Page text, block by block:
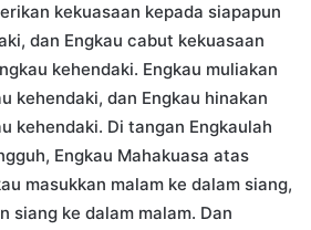
kekuasaan kepada siapapun
dan Engkau cabut kekuasaan
kehendaki. Engkau muliakan
kehendaki, dan Engkau hinakan
kehendaki. Di tangan Engkaulah
Engkau Mahakuasa atas
masukkan malam ke dalam siang,
siang ke dalam malam. Dan